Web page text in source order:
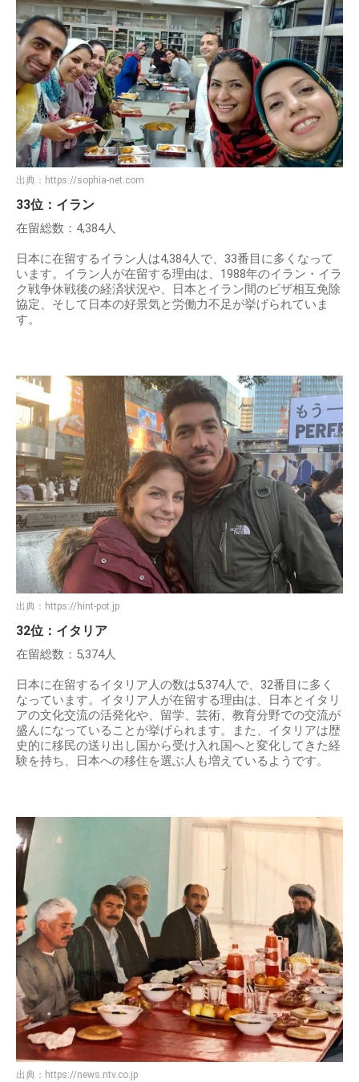
出典： https://sophia-net.com
33位：イラン
在留総数：4,384人
日本に在留するイラン人は4,384人で、33番目に多くなって
います。イラン人が在留する理由は、1988年のイラン・イラ
ク戦争休戦後の経済状況や、日本とイラン間のビザ相互免除
協定、そして日本の好景気と労働力不足が挙げられていま
す。
出典： https://hint-pot.jp
32位：イタリア
在留総数：5,374人
日本に在留するイタリア人の数は5,374人で、32番目に多く
なっています。イタリア人が在留する理由は、日本とイタリ
アの文化交流の活発化や、留学、芸術、教育分野での交流が
盛んになっていることが挙げられます。また、イタリアは歴
史的に移民の送り出し国から受け入れ国へと変化してきた経
験を持ち、日本への移住を選ぶ人も増えているようです。
出典： https://news.ntv.co.jp